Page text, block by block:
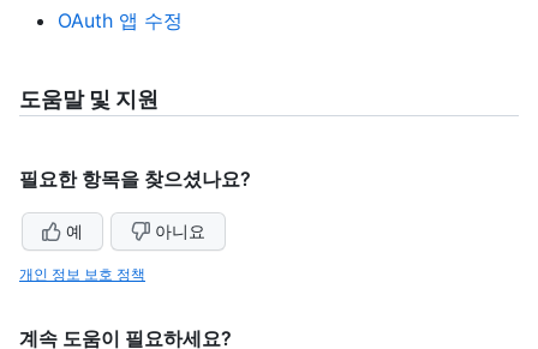
OAuth 앱 수정
도움말 및 지원
필요한 항목을 찾으셨나요?
예 아니요
개인 정보 보호 정책
계속 도움이 필요하세요?